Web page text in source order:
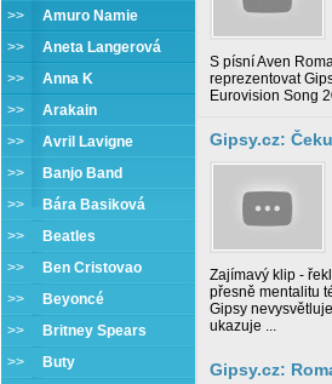
>> Amuro Namie
>> Aneta Langerová
>> Anna K
>> Arakain
>> Avril Lavigne
>>
Banjo Band
>>
Bára Basiková
>>
Beatles
>>
Ben Cristovao
>>
Beyoncé
>>
Britney Spears
>>
Buty
S písní Aven
reprezentovat
Eurovision Song
Gipsy.cz:
Zajímavý klip -
přesně mentalitu
Gipsy
ukazuje ...
Gipsy.cz: